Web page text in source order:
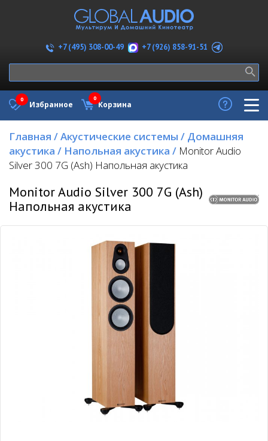
+7 (495) 308-00-49 +7 (926) 858-91-51
Избранное
0
Корзина
0
Главная /Акустические системы / Домашняя
акустика / Напольная акустика / Monitor Audio
Silver 300 7G (Ash) Напольная акустика
Monitor Audio Silver 300 7G (Ash)
Напольная акустика